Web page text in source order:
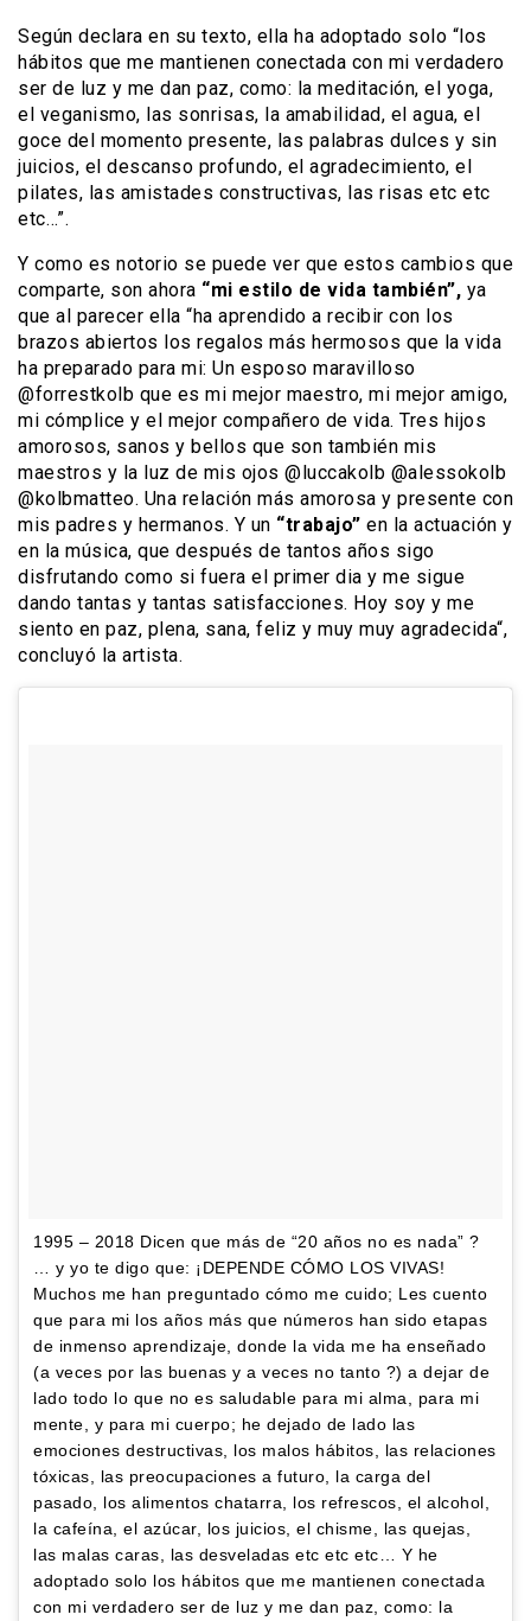
Según declara en su texto, ella ha adoptado solo “los
hábitos que me mantienen conectada con mi verdadero
ser de luz y me dan paz, como: la meditación, el yoga,
el veganismo, las sonrisas, la amabilidad, el agua, el
goce del momento presente, las palabras dulces y sin
juicios, el descanso profundo, el agradecimiento, el
pilates, las amistades constructivas, las risas etc etc
etc…”.
Y como es notorio se puede ver que estos cambios que
comparte, son ahora “mi estilo de vida también”, ya
que al parecer ella “ha aprendido a recibir con los
brazos abiertos los regalos más hermosos que la vida
ha preparado para mi: Un esposo maravilloso
@forrestkolb que es mi mejor maestro, mi mejor amigo,
mi cómplice y el mejor compañero de vida. Tres hijos
amorosos, sanos y bellos que son también mis
maestros y la luz de mis ojos @luccakolb @alessokolb
@kolbmatteo. Una relación más amorosa y presente con
mis padres y hermanos. Y un “trabajo” en la actuación y
en la música, que después de tantos años sigo
disfrutando como si fuera el primer dia y me sigue
dando tantas y tantas satisfacciones. Hoy soy y me
siento en paz, plena, sana, feliz y muy muy agradecida“,
concluyó la artista.
1995 – 2018 Dicen que más de “20 años no es nada” ?
… y yo te digo que: ¡DEPENDE CÓMO LOS VIVAS!
Muchos me han preguntado cómo me cuido; Les cuento
que para mi los años más que números han sido etapas
de inmenso aprendizaje, donde la vida me ha enseñado
(a veces por las buenas y a veces no tanto ?) a dejar de
lado todo lo que no es saludable para mi alma, para mi
mente, y para mi cuerpo; he dejado de lado las
emociones destructivas, los malos hábitos, las relaciones
tóxicas, las preocupaciones a futuro, la carga del
pasado, los alimentos chatarra, los refrescos, el alcohol,
la cafeína, el azúcar, los juicios, el chisme, las quejas,
las malas caras, las desveladas etc etc etc… Y he
adoptado solo los hábitos que me mantienen conectada
con mi verdadero ser de luz y me dan paz, como: la